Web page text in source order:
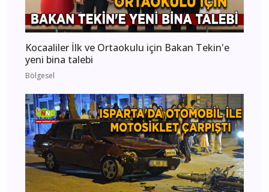
Kocaaliler İlk ve Ortaokulu için Bakan Tekin'e
yeni bina talebi
Bölgesel